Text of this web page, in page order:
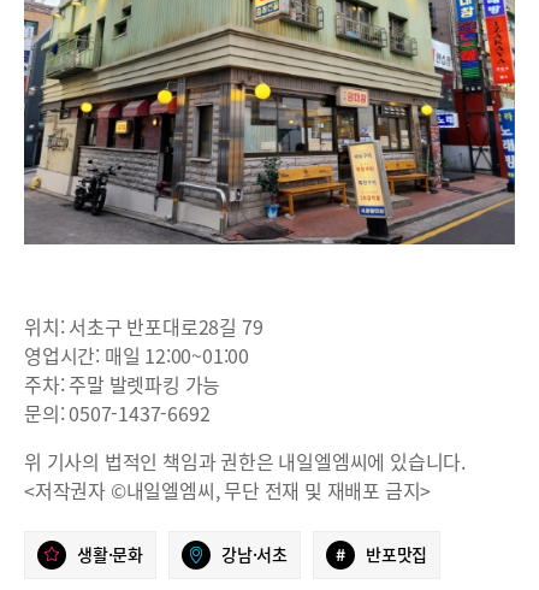
위치: 서초구 반포대로28길 79
영업시간: 매일 12:00~01:00
주차: 주말 발렛파킹 가능
문의: 0507-1437-6692
위 기사의 법적인 책임과 권한은 내일엘엠씨에 있습니다.
<저작권자 ©내일엘엠씨, 무단 전재 및 재배포 금지>
생활·문화 강남·서초 # 반포맛집